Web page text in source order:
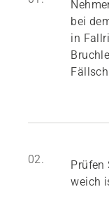
bei
in
02.
Prüfen
weich